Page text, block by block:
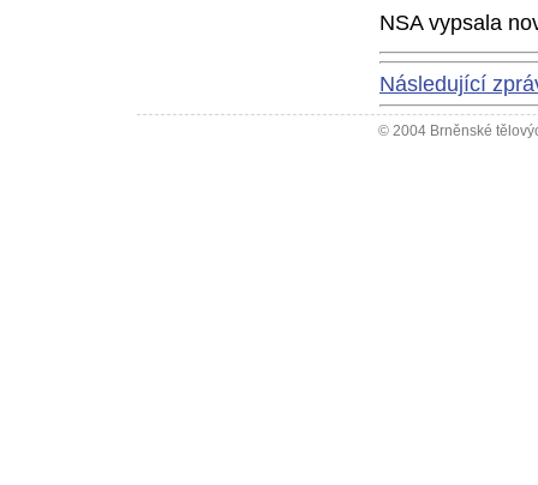
NSA vypsala
Následující
© 2004 Brněnské